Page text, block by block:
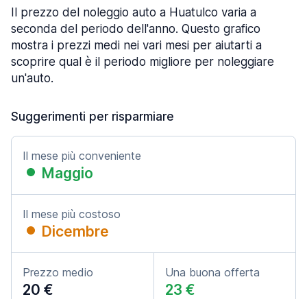
Il prezzo del noleggio auto a Huatulco varia a
seconda del periodo dell'anno. Questo grafico
mostra i prezzi medi nei vari mesi per aiutarti a
scoprire qual è il periodo migliore per noleggiare
un'auto.
Suggerimenti per risparmiare
Il mese più conveniente
Maggio
Il mese più costoso
Dicembre
Prezzo medio
20 €
Una buona offerta
23 €